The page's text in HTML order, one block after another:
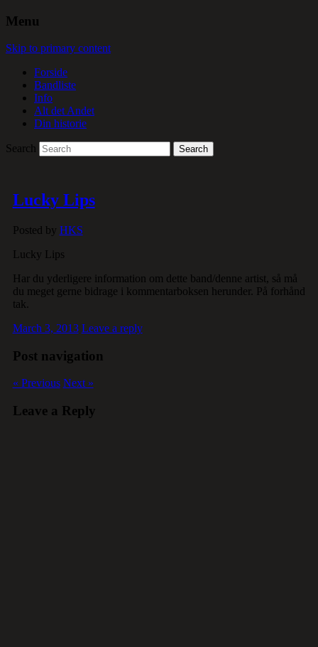
Menu
Skip to primary content
Forside
Bandliste
Info
Alt det Andet
Din historie
Search
Lucky Lips
Posted by HKS
Lucky Lips
Har du yderligere information om dette band/denne artist, så må
du meget gerne bidrage i kommentarboksen herunder. På forhånd
tak.
March 3, 2013 Leave a reply
Post navigation
« Previous Next »
Leave a Reply